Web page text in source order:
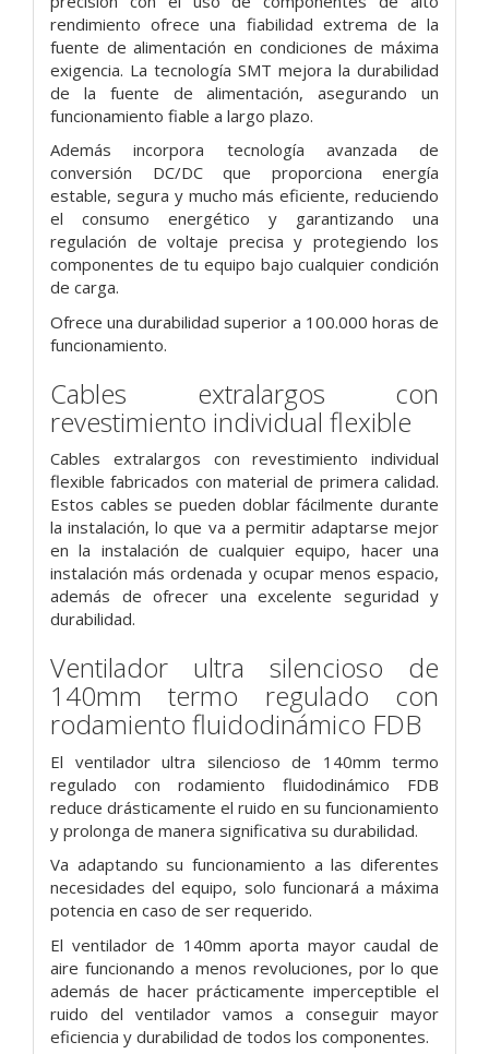
rendimiento ofrece una fiabilidad extrema de la
fuente de alimentación en condiciones de máxima
exigencia. La tecnología SMT mejora la durabilidad
de la fuente de alimentación, asegurando un
funcionamiento fiable a largo plazo.
Además incorpora tecnología avanzada de
conversión DC/DC que proporciona energía
estable, segura y mucho más eficiente, reduciendo
el consumo energético y garantizando una
regulación de voltaje precisa y protegiendo los
componentes de tu equipo bajo cualquier condición
de carga.
Ofrece una durabilidad superior a 100.000 horas de
funcionamiento.
Cables extralargos con
revestimiento individual flexible
Cables extralargos con revestimiento individual
flexible fabricados con material de primera calidad.
Estos cables se pueden doblar fácilmente durante
la instalación, lo que va a permitir adaptarse mejor
en la instalación de cualquier equipo, hacer una
instalación más ordenada y ocupar menos espacio,
además de ofrecer una excelente seguridad y
durabilidad.
Ventilador ultra silencioso de
140mm termo regulado con
rodamiento fluidodinámico FDB
El ventilador ultra silencioso de 140mm termo
regulado con rodamiento fluidodinámico FDB
reduce drásticamente el ruido en su funcionamiento
y prolonga de manera significativa su durabilidad.
Va adaptando su funcionamiento a las diferentes
necesidades del equipo, solo funcionará a máxima
potencia en caso de ser requerido.
El ventilador de 140mm aporta mayor caudal de
aire funcionando a menos revoluciones, por lo que
además de hacer prácticamente imperceptible el
ruido del ventilador vamos a conseguir mayor
eficiencia y durabilidad de todos los componentes.